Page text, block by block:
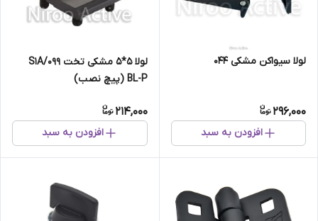
لولا سیواکن مشکی ۰۴۴
296,000
افزودن به سبد
لولا ۵*۵ مشکی تخت ۰۹۹/S۱A
BL-P (پیچ نصب)
214,000
افزودن به سبد